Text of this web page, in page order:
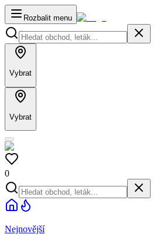
Rozbalit menu
Vybrat
Vybrat
0
Nejnovější